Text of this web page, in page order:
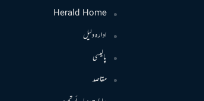
Herald Home
ادارہ دلیل
پالیسی
مقاصد